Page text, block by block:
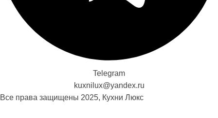
Telegram
kuxnilux@yandex.ru
Все права защищены 2025, Кухни Люкс